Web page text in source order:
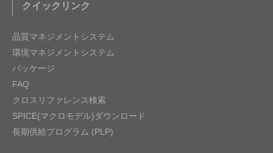
クイックリンク
品質マネジメントシステム
環境マネジメントシステム
パッケージ
FAQ
クロスリファレンス検索
SPICE(マクロモデル)ダウンロード
長期供給プログラム (PLP)